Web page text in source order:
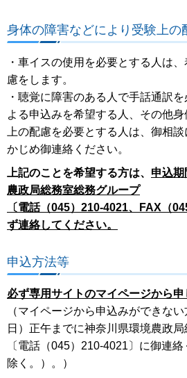
身体の障害などにより受験上の
・車イスの使用を必要とする人は
慮をします。
・聴覚に障害のある人で手話通訳
よる申込みを希望する人、その他
上の配慮を必要とする人は、御相
かじめ御連絡ください。
上記のことを希望する方は、 申込
農政局総務室総務グループ
〔電話（045）210-4021、FAX（
ず連絡してください。
申込方法等
必ず専用サイトのマイページから申
（マイページから申込みができな
日）正午までに神奈川県環境農政
〔電話（045）210-4021〕に御連
除く。）。）